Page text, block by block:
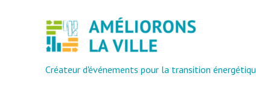
Créateur d'événements pour la transition